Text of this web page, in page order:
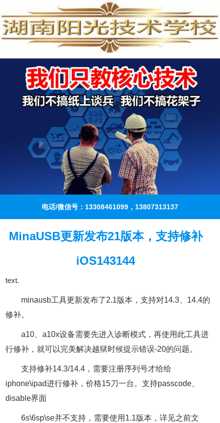
电话/微信号：13308461099，13807313137
MinaUSB更新发布21版本，支持修补
iOS143144
text.
minausb工具更新发布了2.1版本，支持对14.3、14.4的
修补。
a10、a10x设备需要先进入诊断模式，再使用此工具进
行修补，就可以完美解决越狱时候提示错误-20的问题。
支持修补14.3/14.4，需要注册序列号才给给
iphone\ipad进行修补，价格15刀一台。支持passcode、
disable界面
6s\6sp\se并不支持，需要使用1.1版本，详见之前文